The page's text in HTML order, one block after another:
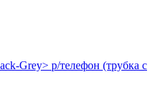
Grey> р/телефон (трубка с